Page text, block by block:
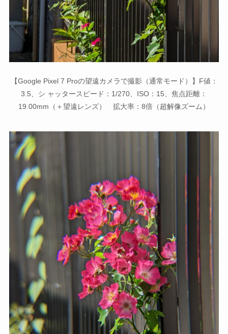
【Google Pixel 7 Proの望遠カメラで撮影（通常モード）】F値：
3.5、シ ャッタースピード：1/270、ISO：15、焦点距離：
19.00mm（＋望遠レンズ） 拡大率：8倍（超解像ズーム）